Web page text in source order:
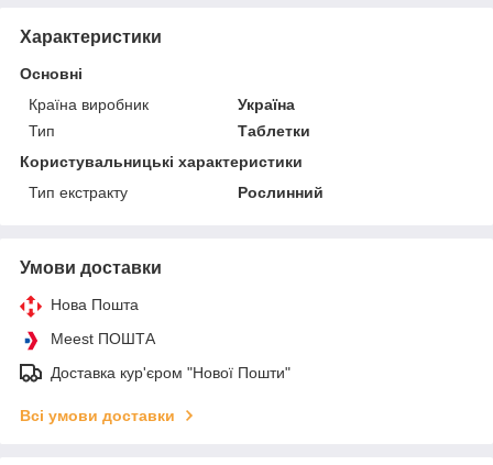
Характеристики
Основні
Країна виробник
Україна
Тип
Таблетки
Користувальницькі характеристики
Тип екстракту
Рослинний
Умови доставки
Нова Пошта
Meest ПОШТА
Доставка кур'єром "Нової Пошти"
Всі умови доставки